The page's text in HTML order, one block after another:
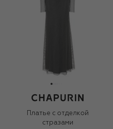
Платье с отделкой
стразами